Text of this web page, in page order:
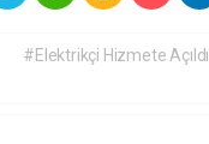
#Elektrikçi Hizmete Açıldı